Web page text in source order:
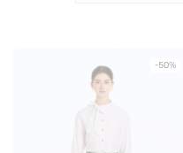
-50%